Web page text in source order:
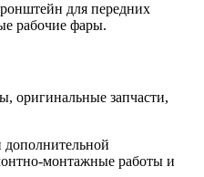
для передних
рабочие фары.
оригинальные запчасти,
дополнительной
монтажные работы и